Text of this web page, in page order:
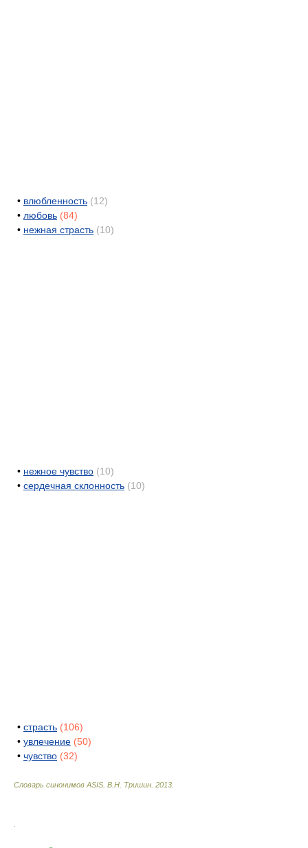
• влюбленность (12)
• любовь (84)
• нежная страсть (10)
• нежное чувство (10)
• сердечная склонность (10)
• страсть (106)
• увлечение (50)
• чувство (32)
Словарь синонимов ASIS. В.Н. Тришин 2013